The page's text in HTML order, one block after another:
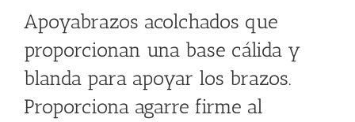
Apoyabrazos acolchados que
proporcionan una base cálida y
blanda para apoyar los brazos.
Proporciona agarre firme al